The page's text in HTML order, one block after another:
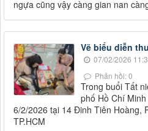
ngựa cũng vậy càng gian nan
Vẽ biểu diễn
07/02/2026
Phản hồi: 0
Trong buổi Tất
phố Hồ Chí
6/2/2026 tại 14 Đinh Tiên Hoàng,
TP.HCM